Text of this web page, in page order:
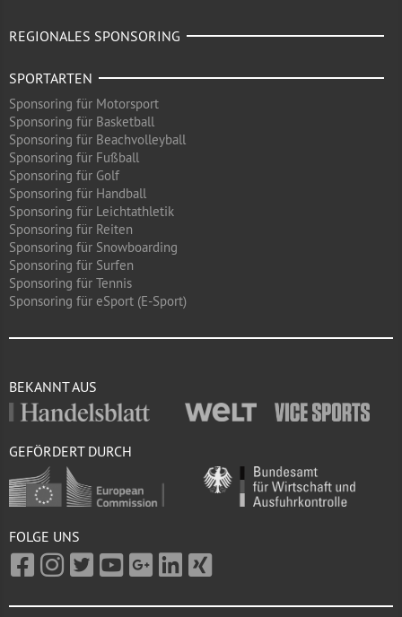
REGIONALES SPONSORING
SPORTARTEN
Sponsoring für Motorsport
Sponsoring für Basketball
Sponsoring für Beachvolleyball
Sponsoring für Fußball
Sponsoring für Golf
Sponsoring für Handball
Sponsoring für Leichtathletik
Sponsoring für Reiten
Sponsoring für Snowboarding
Sponsoring für Surfen
Sponsoring für Tennis
Sponsoring für eSport (E-Sport)
BEKANNT AUS
GEFÖRDERT DURCH
FOLGE UNS